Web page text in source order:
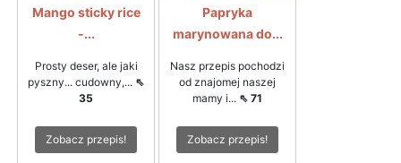
Mango sticky rice
-...
Prosty deser, ale jaki
pyszny... cudowny,... ⇖
35
Zobacz przepis!
Papryka
marynowana do...
Nasz przepis pochodzi
od znajomej naszej
mamy i... ⇖ 71
Zobacz przepis!